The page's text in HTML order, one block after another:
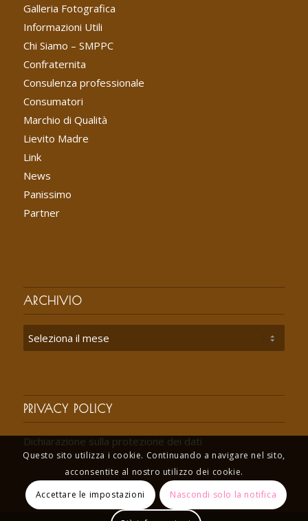
Galleria Fotografica
Informazioni Utili
Chi Siamo – SMPPC
Confraternita
Consulenza professionale
Consumatori
Marchio di Qualità
Lievito Madre
Link
News
Panissimo
Partner
ARCHIVIO
PRIVACY POLICY
Dichiarazione sulla protezione dei dati
Questo sito utilizza i cookie. Continuando a navigare nel sito,
acconsentite al nostro utilizzo dei cookie.
Accettare le impostazioni
Nascondi solo la notifica